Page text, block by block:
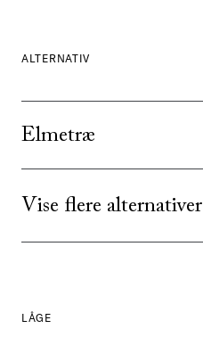
ALTERNATIV
Elmetræ
Vise flere alternativer
LÅGE